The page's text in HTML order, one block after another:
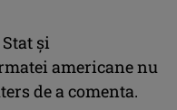
şi
americane nu
de a comenta.